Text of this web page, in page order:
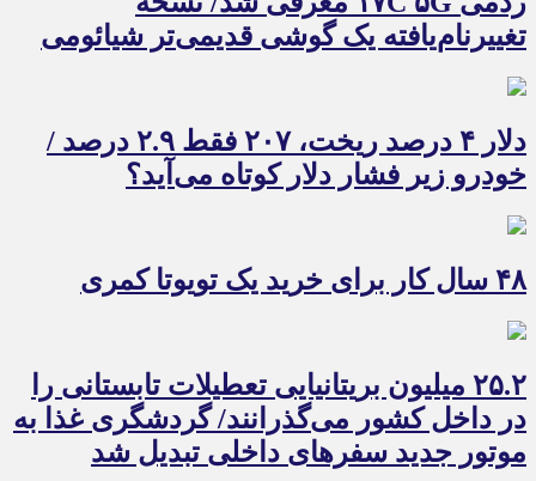
تغییرنام‌یافته یک گوشی قدیمی‌تر شیائومی
دلار ۴ درصد ریخت، ۲۰۷ فقط ۲.۹ درصد /
خودرو زیر فشار دلار کوتاه می‌آید؟
۴۸ سال کار برای خرید یک تویوتا کمری
۲۵.۲ میلیون بریتانیایی تعطیلات تابستانی را
در داخل کشور می‌گذرانند/ گردشگری غذا به
موتور جدید سفرهای داخلی تبدیل شد